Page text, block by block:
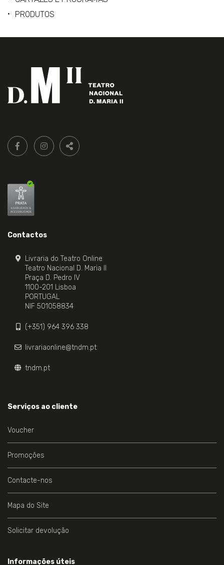
PRODUTOS
Siga-
nos:
FACEBOOK LIVRARIA DO TEATRO ONLINE.
INSTAGRAM LIVRARIA DO TEATRO ONLINE.
PARTILHAR
Contactos
Livraria do Teatro Online
Teatro Nacional D. Maria II
Praça D. Pedro IV
1100-201 Lisboa
PORTUGAL
NIF 501058834
(+351) 964 396 338
livrariaonline@tndm.pt
tndm.pt
Serviços ao cliente
Voucher
Promoções
Contacte-nos
Mapa do Site
Solicitar devolução
Informações úteis